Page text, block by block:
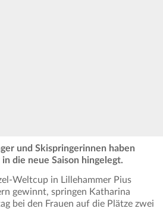
und Skispringerinnen haben
die neue Saison hingelegt.
Weltcup in Lillehammer Pius
gewinnt, springen Katharina
bei den Frauen auf die Plätze zwei